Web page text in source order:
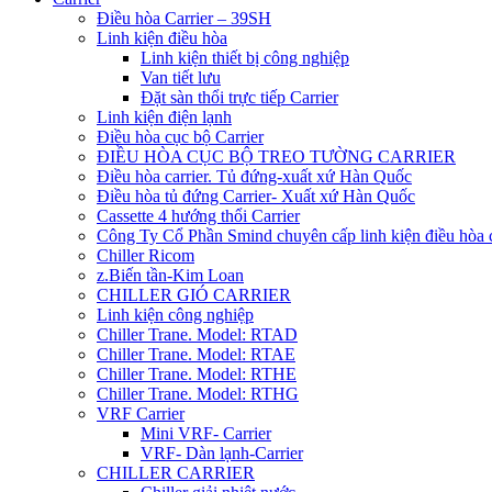
Điều hòa Carrier – 39SH
Linh kiện điều hòa
Linh kiện thiết bị công nghiệp
Van tiết lưu
Đặt sàn thổi trực tiếp Carrier
Linh kiện điện lạnh
Điều hòa cục bộ Carrier
ĐIỀU HÒA CỤC BỘ TREO TƯỜNG CARRIER
Điều hòa carrier. Tủ đứng-xuất xứ Hàn Quốc
Điều hòa tủ đứng Carrier- Xuất xứ Hàn Quốc
Cassette 4 hướng thổi Carrier
Công Ty Cổ Phần Smind chuyên cấp linh kiện điều hòa
Chiller Ricom
z.Biến tần-Kim Loan
CHILLER GIÓ CARRIER
Linh kiện công nghiệp
Chiller Trane. Model: RTAD
Chiller Trane. Model: RTAE
Chiller Trane. Model: RTHE
Chiller Trane. Model: RTHG
VRF Carrier
Mini VRF- Carrier
VRF- Dàn lạnh-Carrier
CHILLER CARRIER